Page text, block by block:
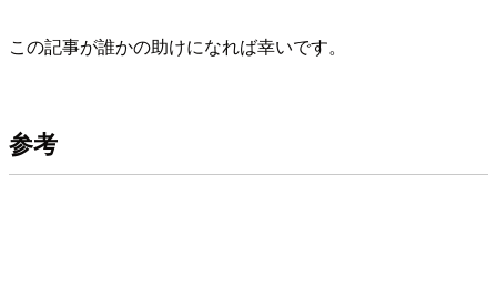
この記事が誰かの助けになれば幸いです。
参考